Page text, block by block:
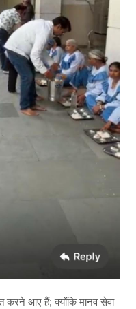
करने आए हैं; क्योंकि मानव सेवा